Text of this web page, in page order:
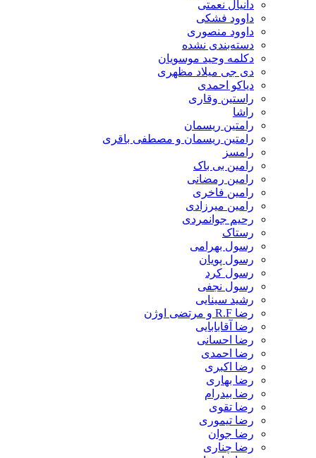
دانیال نعمتی
داوود فشکی
داوود منصوری
دسته‌بندی نشده
دکلمه وحید موسویان
دی جی میلاد مظهری
دیاکو احمدی
راستین وقاری
راشا
رامتین ریسمان
رامتین ریسمان و مصطفی باقری
رامسز
رامین بی باک
رامین رمضانی
رامین فاخری
رامین میرزادی
رحیم جوانمردی
رستاک
رسول بهرامی
رسول پویان
رسول کرد
رسول نجفی
رشید سینایی
رضا R.F و مرتضی اوژن
رضا آقابابایی
رضا احسانی
رضا احمدی
رضا اکبری
رضا بهاری
رضا بیدرام
رضا تقوی
رضا تیموری
رضا جوان
رضا چناری